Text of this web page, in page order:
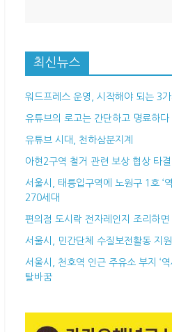
최신뉴스
워드프레스 운영, 시작해야 되는 3
유튜브의 로고는 간단하고 명료하다
유튜브 시대, 천하삼분지계
아현2구역 철거 관련 보상 협상 타결
서울시, 태릉입구역에 노원구 1호 ‘
270세대
편의점 도시락 전자레인지 조리하
서울시, 민간단체 수질보전활동 지
서울시, 천호역 인근 주유소 부지 ‘역
탈바꿈